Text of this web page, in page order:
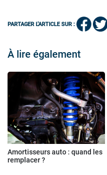
PARTAGER L'ARTICLE SUR :
À lire également
Amortisseurs auto : quand les
remplacer ?